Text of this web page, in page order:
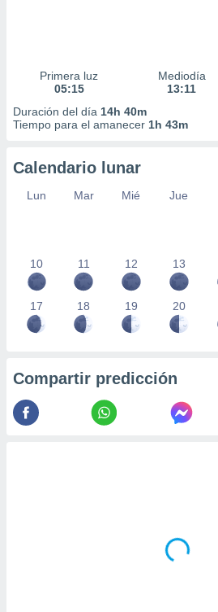
Primera luz
05:15
Mediodía
13:11
Duración del día 14h 40m
Tiempo para el amanecer 1h 43m
Calendario lunar
Lun Mar Mié Jue
10 11 12 13
17 18 19 20
Compartir predicción